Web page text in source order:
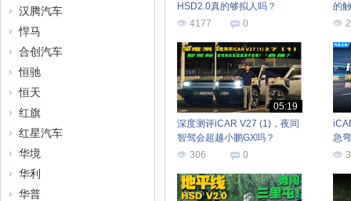
汉腾汽车
悍马
合创汽车
恒驰
恒天
红旗
红星汽车
华境
华利
华普
HSD2.0真的够拟人吗？
4177
0
的
05:19
深度测评iCAR V27 (1)，夜间
智驾会超越小鹏GX吗？
306
0
急弯